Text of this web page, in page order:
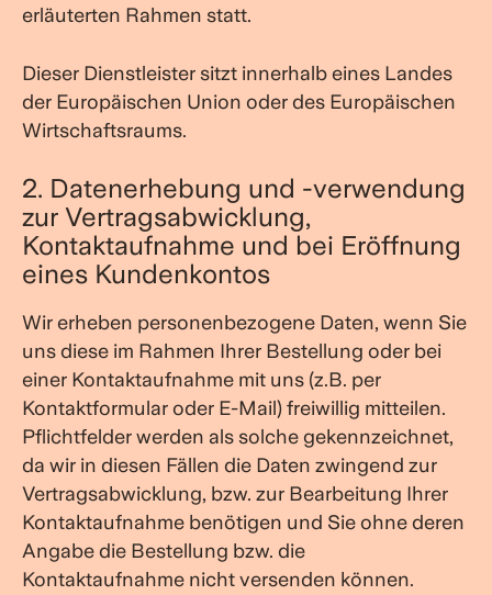
erläuterten Rahmen statt.
Dieser Dienstleister sitzt innerhalb eines Landes
der Europäischen Union oder des Europäischen
Wirtschaftsraums.
2. Datenerhebung und -verwendung
zur Vertragsabwicklung,
Kontaktaufnahme und bei Eröffnung
eines Kundenkontos
Wir erheben personenbezogene Daten, wenn Sie
uns diese im Rahmen Ihrer Bestellung oder bei
einer Kontaktaufnahme mit uns (z.B. per
Kontaktformular oder E-Mail) freiwillig mitteilen.
Pflichtfelder werden als solche gekennzeichnet,
da wir in diesen Fällen die Daten zwingend zur
Vertragsabwicklung, bzw. zur Bearbeitung Ihrer
Kontaktaufnahme benötigen und Sie ohne deren
Angabe die Bestellung bzw. die
Kontaktaufnahme nicht versenden können.